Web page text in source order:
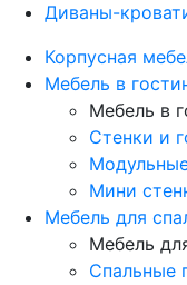
Диваны-
Корпусная
Мебель в
Мебель в
Стенки и
Мини
Мебель для
Мебель
Спальные